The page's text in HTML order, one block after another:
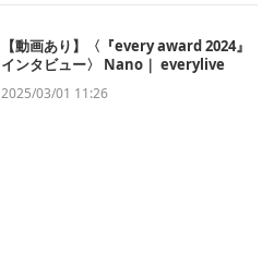
【動画あり】〈『every award 2024』
インタビュー〉 Nano｜ everylive
2025/03/01 11:26